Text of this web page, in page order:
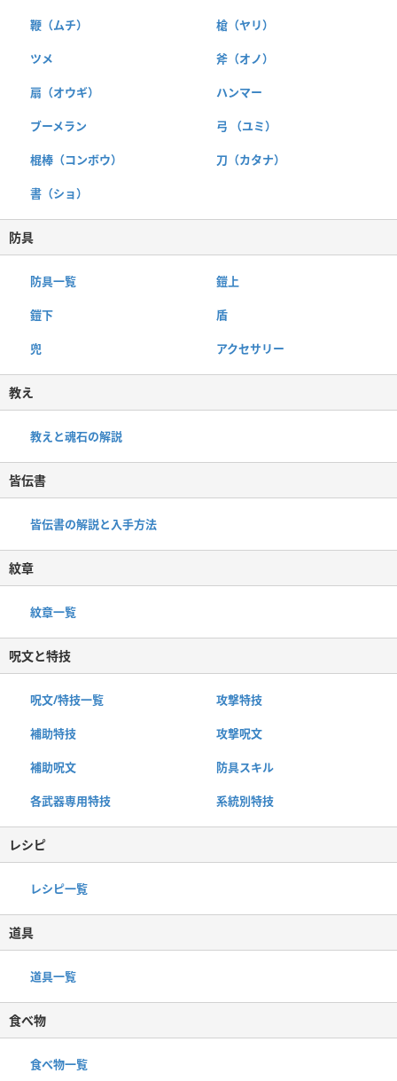
鞭（ムチ） 槍（ヤリ）
ツメ 斧（オノ）
扇（オウギ） ハンマー
ブーメラン 弓 （ユミ）
棍棒（コンボウ） 刀（カタナ）
書（ショ）
防具
防具一覧 鎧上
鎧下 盾
兜 アクセサリー
教え
教えと魂石の解説
皆伝書
皆伝書の解説と入手方法
紋章
紋章一覧
呪文と特技
呪文/特技一覧 攻撃特技
補助特技 攻撃呪文
補助呪文 防具スキル
各武器専用特技 系統別特技
レシピ
レシピ一覧
道具
道具一覧
食べ物
食べ物一覧